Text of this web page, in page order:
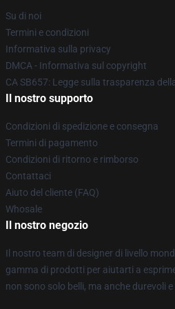
Su di noi
Termini e condizioni
Informativa sulla privacy
DMCA - Informativa sul copyright
CA SB657: Legge sulla trasparenza
Il nostro supporto
Condizioni di spedizione e consegna
Termini di pagamento
Condizioni di ritorno e rimborso
Contattaci
Aiuto del cliente (FAQ)
Whosale
Il nostro negozio
Il nostro team di designer di livello
gamma di prodotti per aiutarti a
non sono solo belli, ma anche durevoli